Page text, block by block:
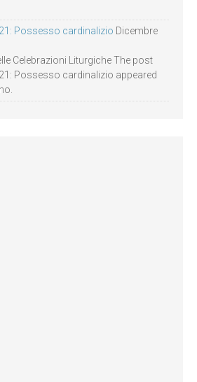
Possesso cardinalizio Dicembre
Celebrazioni Liturgiche The post
Possesso cardinalizio appeared